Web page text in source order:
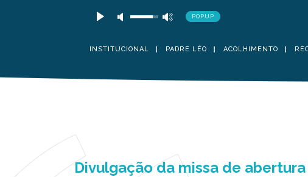
POPUP
INSTITUCIONAL PADRE LÉO ACOLHIMENTO
Divulgação da missa de